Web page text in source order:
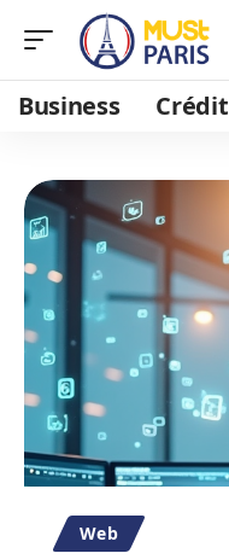
Business Crédit
Web